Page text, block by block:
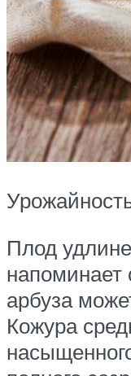
Плод
напоминает
арбуза
Кожура